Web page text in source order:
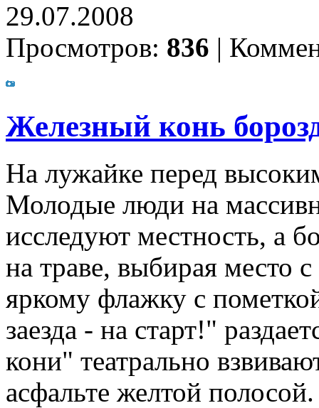
29.07.2008
Просмотров: 836 |
Железный конь
На лужайке перед
Молодые люди на
исследуют местность, а
на траве, выбирая место
яркому флажку с
заезда - на старт!"
кони" театрально
асфальте желтой